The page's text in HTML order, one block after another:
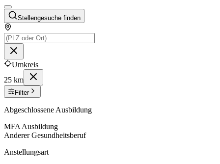
Stellengesuche finden
Umkreis
25 km
Filter
Abgeschlossene Ausbildung
MFA Ausbildung
Anderer Gesundheitsberuf
Anstellungsart